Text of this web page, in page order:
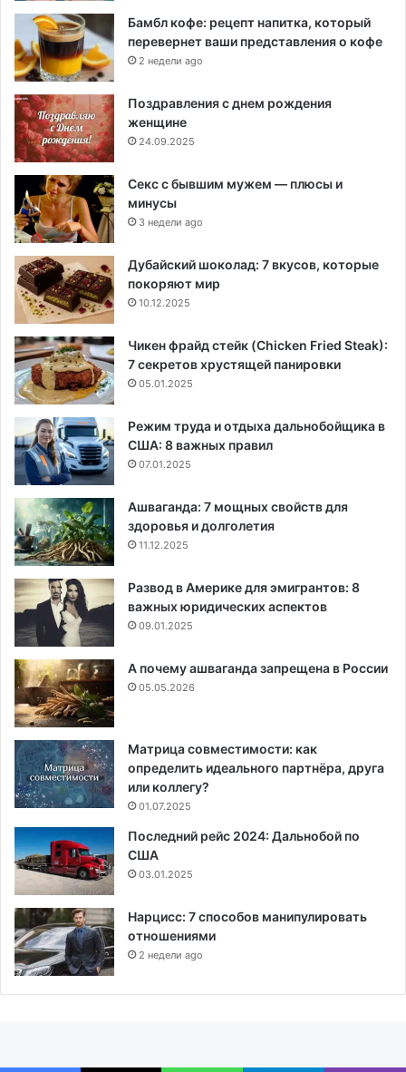
Бамбл кофе: рецепт напитка, который
перевернет ваши представления о кофе
2 недели ago
Поздравления с днем рождения
женщине
24.09.2025
Секс с бывшим мужем — плюсы и
минусы
3 недели ago
Дубайский шоколад: 7 вкусов, которые
покоряют мир
10.12.2025
Чикен фрайд стейк (Chicken Fried Steak):
7 секретов хрустящей панировки
05.01.2025
Режим труда и отдыха дальнобойщика в
США: 8 важных правил
07.01.2025
Ашваганда: 7 мощных свойств для
здоровья и долголетия
11.12.2025
Развод в Америке для эмигрантов: 8
важных юридических аспектов
09.01.2025
А почему ашваганда запрещена в России
05.05.2026
Матрица совместимости: как
определить идеального партнёра, друга
или коллегу?
01.07.2025
Последний рейс 2024: Дальнобой по
США
03.01.2025
Нарцисс: 7 способов манипулировать
отношениями
2 недели ago